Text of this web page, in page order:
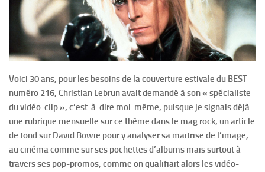
Voici 30 ans, pour les besoins de la couverture estivale du BEST
numéro 216, Christian Lebrun avait demandé à son « spécialiste
du vidéo-clip », c’est-à-dire moi-même, puisque je signais déjà
une rubrique mensuelle sur ce thème dans le mag rock, un article
de fond sur David Bowie pour y analyser sa maitrise de l’image,
au cinéma comme sur ses pochettes d’albums mais surtout à
travers ses pop-promos, comme on qualifiait alors les vidéo-